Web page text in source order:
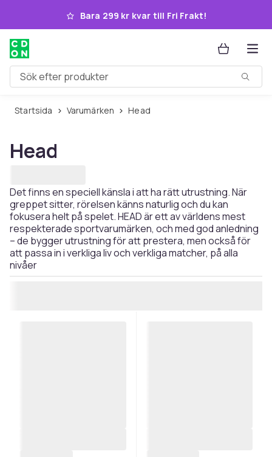
Hoppa till huvudinnehållet
Bara 299 kr kvar till Fri Frakt!
Sök efter produkter
Startsida Varumärken Head
Head
Det finns en speciell känsla i att ha rätt utrustning. När
greppet sitter, rörelsen känns naturlig och du kan
fokusera helt på spelet. HEAD är ett av världens mest
respekterade sportvarumärken, och med god anledning
– de bygger utrustning för att prestera, men också för
att passa in i verkliga liv och verkliga matcher, på alla
nivåer